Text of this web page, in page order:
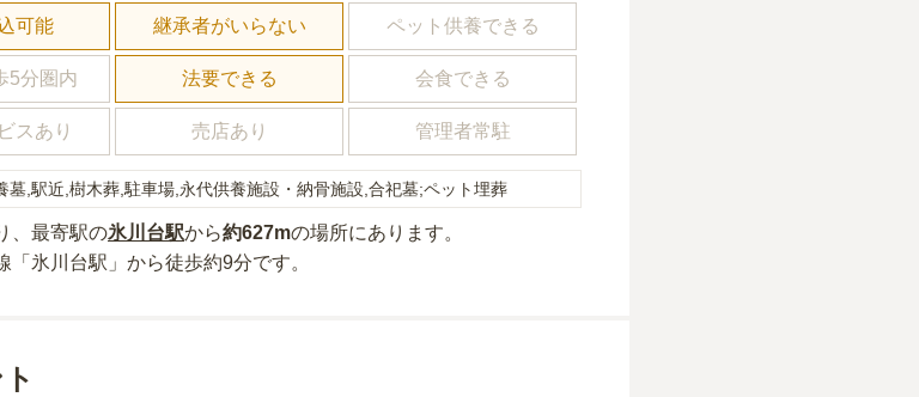
可能 継承者がいらない ペット供養できる
5分圏内 法要できる 会食できる
スあり 売店あり 管理者常駐
墓,駅近,樹木葬,駐車場,永代供養施設・納骨施設,合祀墓;ペット埋葬
、最寄駅の氷川台駅から約627mの場所にあり ます。
「氷川台駅」から徒歩約9分です。